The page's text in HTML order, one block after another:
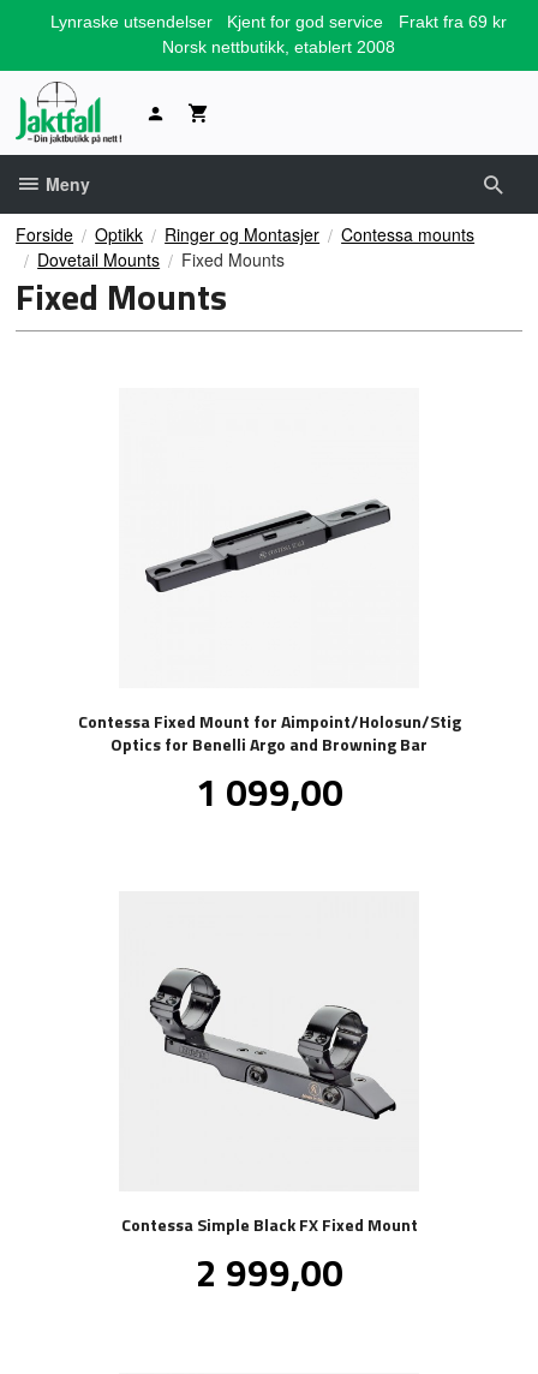
Lynraske utsendelser Kjent for god service
Frakt fra 69 kr
Norsk nettbutikk, etablert 2008
Meny
Forside Optikk Ringer og Montasjer
Contessa mounts
Dovetail Mounts
Fixed Mounts
Fixed Mounts
Contessa Fixed Mount for Aimpoint/Holosun/Stig
Optics for Benelli Argo and Browning Bar
Pris
1 099,00mva.
Contessa Simple Black FX Fixed Mount
Pris
2 999,00mva.